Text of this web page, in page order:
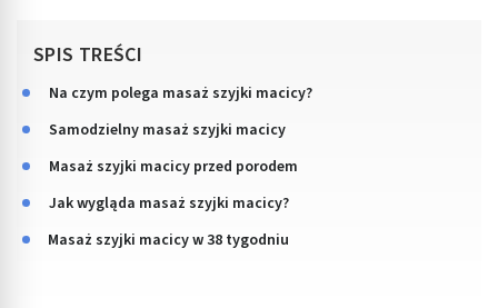
SPIS TREŚCI
Na czym polega masaż szyjki macicy?
Samodzielny masaż szyjki macicy
Masaż szyjki macicy przed porodem
Jak wygląda masaż szyjki macicy?
Masaż szyjki macicy w 38 tygodniu